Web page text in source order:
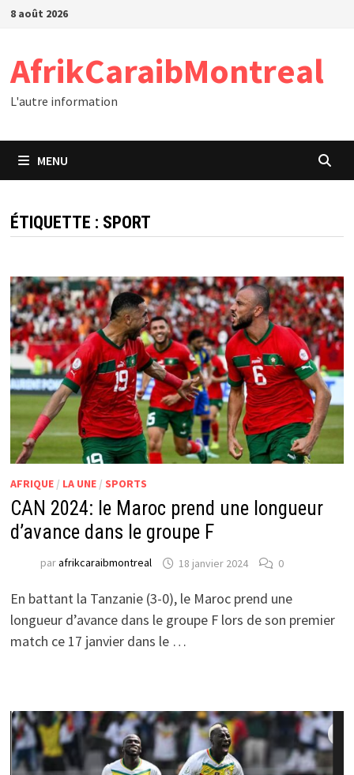
Passer
8 août 2026
AfrikCaraibMontreal
L'autre information
MENU
ÉTIQUETTE : SPORT
AFRIQUE/ LA UNE/ SPORTS
CAN 2024: le Maroc prend une longueur
d’avance dans le groupe F
parafrikcaraibmontreal 18 janvier 2024 0
En battant la Tanzanie (3-0), le Maroc prend une
longueur d’avance dans le groupe F lors de son premier
match ce 17 janvier dans le …